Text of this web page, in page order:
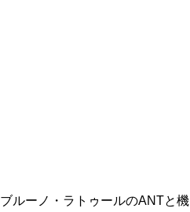
ブルーノ・ラトゥールのANTと機